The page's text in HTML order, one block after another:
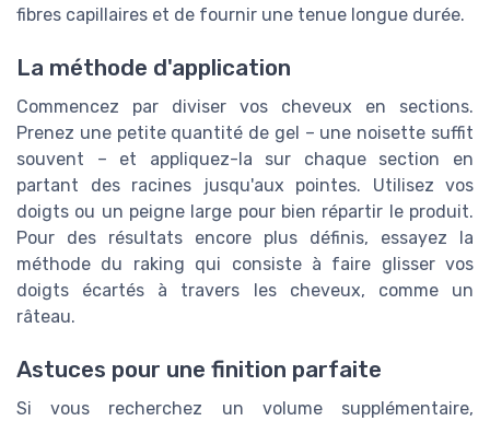
fibres capillaires et de fournir une tenue longue durée.
La méthode d'application
Commencez par diviser vos cheveux en sections.
Prenez une petite quantité de gel – une noisette suffit
souvent – et appliquez-la sur chaque section en
partant des racines jusqu'aux pointes. Utilisez vos
doigts ou un peigne large pour bien répartir le produit.
Pour des résultats encore plus définis, essayez la
méthode du raking qui consiste à faire glisser vos
doigts écartés à travers les cheveux, comme un
râteau.
Astuces pour une finition parfaite
Si vous recherchez un volume supplémentaire,